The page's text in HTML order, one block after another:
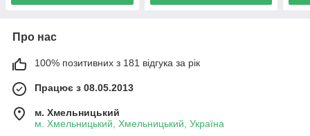
Про нас
100% позитивних з 181 відгука за рік
Працює з 08.05.2013
м. Хмельницький
м. Хмельницький, Хмельницький, Україна